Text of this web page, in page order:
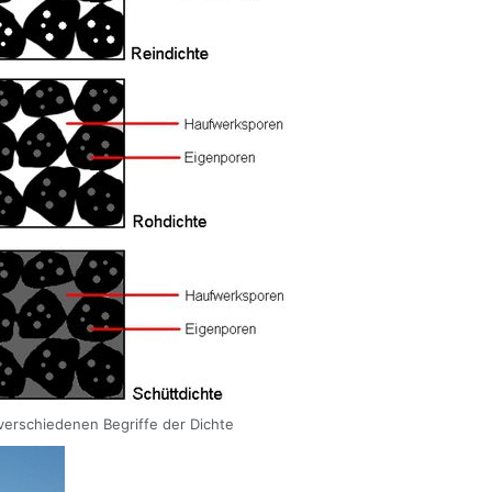
Begriffe der Dichte